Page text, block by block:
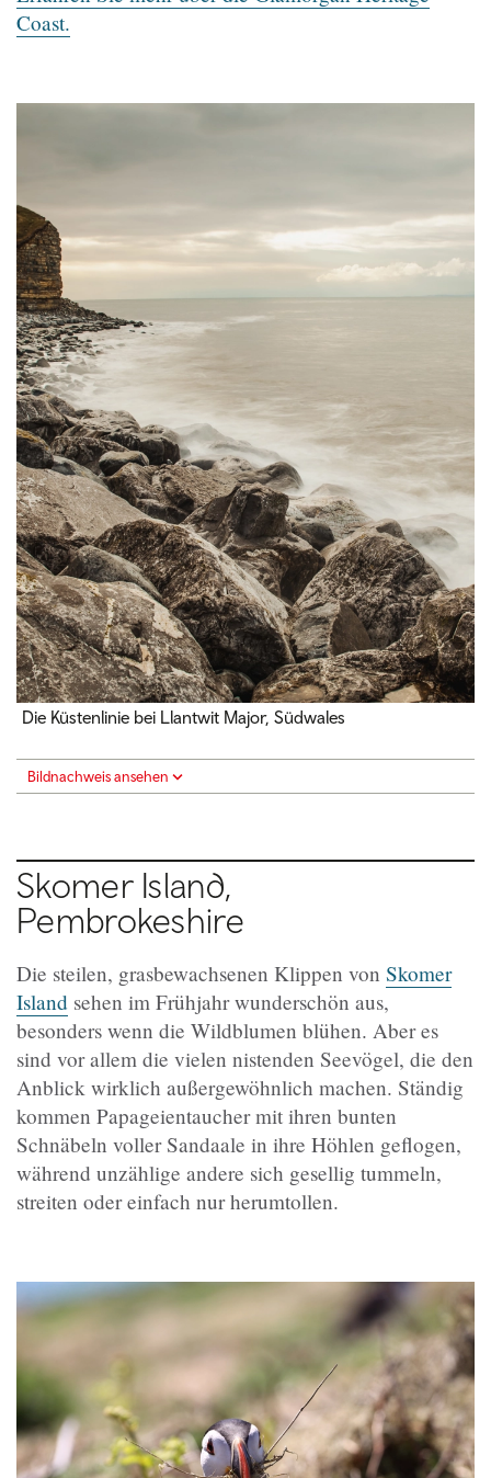
Coast.
Die Küstenlinie bei Llantwit Major, Südwales
Bildnachweis ansehen
Skomer Island,
Pembrokeshire
Die steilen, grasbewachsenen Klippen von Skomer
Island sehen im Frühjahr wunderschön aus,
besonders wenn die Wildblumen blühen. Aber es
sind vor allem die vielen nistenden Seevögel, die den
Anblick wirklich außergewöhnlich machen. Ständig
kommen Papageientaucher mit ihren bunten
Schnäbeln voller Sandaale in ihre Höhlen geflogen,
während unzählige andere sich gesellig tummeln,
streiten oder einfach nur herumtollen.